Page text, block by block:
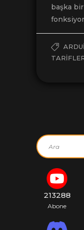
başka
213288
Abone